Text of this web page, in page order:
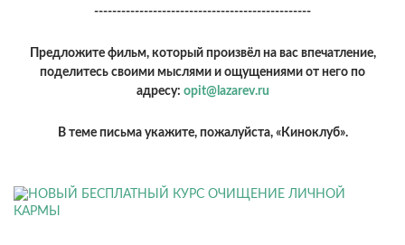
------------------------------------------------
Предложите фильм, который произвёл на вас впечатление,
поделитесь своими мыслями и ощущениями от него по
адресу: opit@lazarev.ru
В теме письма укажите, пожалуйста, «Киноклуб».